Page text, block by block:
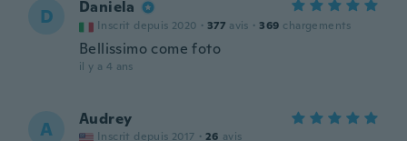
D Daniela
Inscrit depuis 2020 · 377 avis · 369 chargements
Bellissimo come foto
il y a 4 ans
A Audrey
Inscrit depuis 2017 · 26 avis